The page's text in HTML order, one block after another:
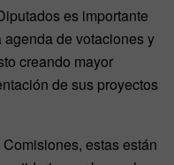
es importante
de votaciones y
creando mayor
de sus proyectos
estas están